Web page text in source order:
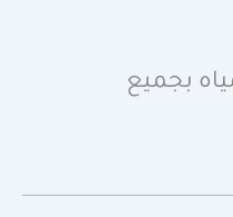
بجميع